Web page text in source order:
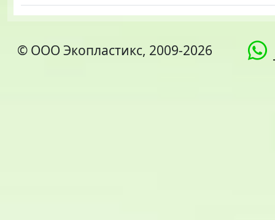
© ООО Экопластикс, 2009-2026